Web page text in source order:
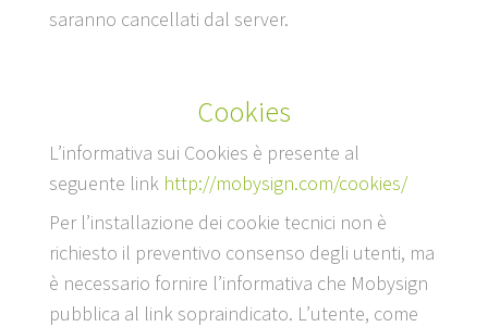
saranno cancellati dal server.
Cookies
L’informativa sui Cookies è presente al
seguente link http://mobysign.com/cookies/
Per l’installazione dei cookie tecnici non è
richiesto il preventivo consenso degli utenti, ma
è necessario fornire l’informativa che Mobysign
pubblica al link sopraindicato. L’utente, come